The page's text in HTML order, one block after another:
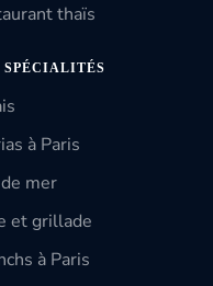
thaïs
SPÉCIALITÉS
à Paris
mer
et grillade
à Paris